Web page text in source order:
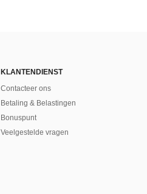
KLANTENDIENST
Contacteer ons
Betaling & Belastingen
Bonuspunt
Veelgestelde vragen